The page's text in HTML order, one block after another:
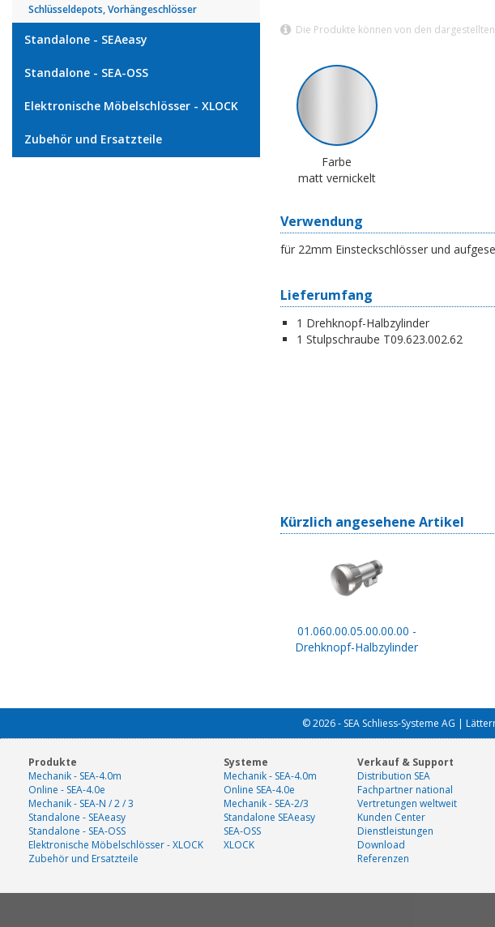
Schlüsseldepots, Vorhängeschlösser
Standalone - SEAeasy
Standalone - SEA-OSS
Elektronische Möbelschlösser - XLOCK
Zubehör und Ersatzteile
Die Produkte können von den
Farbe
matt vernickelt
Verwendung
für 22mm Einsteckschlösser und
Lieferumfang
1 Drehknopf-Halbzylinder
1 Stulpschraube T09.623.002.62
Kürzlich angesehene Artikel
01.060.00.05.00.00.00 -
Drehknopf-Halbzylinder
© 2026 - SEA Schliess-Systeme AG |
Produkte
Mechanik - SEA-4.0m
Online - SEA-4.0e
Mechanik - SEA-N / 2 / 3
Standalone - SEAeasy
Standalone - SEA-OSS
Elektronische Möbelschlösser - XLOCK
Zubehör und Ersatzteile
Systeme
Mechanik - SEA-4.0m
Online SEA-4.0e
Mechanik - SEA-2/3
Standalone SEAeasy
SEA-OSS
XLOCK
Verkauf & Support
Distribution SEA
Fachpartner national
Vertretungen weltweit
Kunden Center
Dienstleistungen
Download
Referenzen